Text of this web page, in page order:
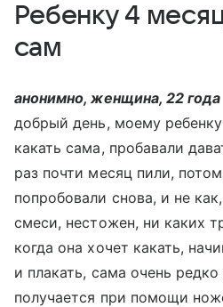
Ребенку 4
сам
анонимно, женщина, 22 года
добрый день, моему
какать сама, пробавали
раз почти месяц пили,
попробовали снова, и не
смеси, нестожен, ни каких
когда она хочет какать,
и плакать, сама очень
получается при помощи